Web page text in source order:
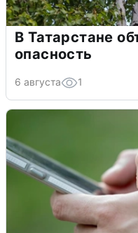
В Татарстане
опасность
6 августа 1